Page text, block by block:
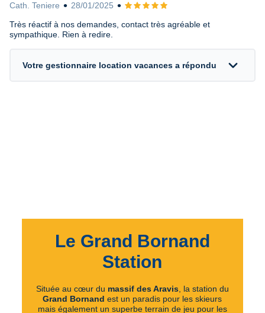
Cath. Teniere
28/01/2025
Avis 5 sur 5
Très réactif à nos demandes, contact très agréable et
sympathique. Rien à redire.
Votre gestionnaire location vacances a répondu expand_more
Le Grand Bornand
Station
Située au cœur du massif des Aravis, la station du
Grand Bornand est un paradis pour les skieurs
mais également un superbe terrain de jeu pour les